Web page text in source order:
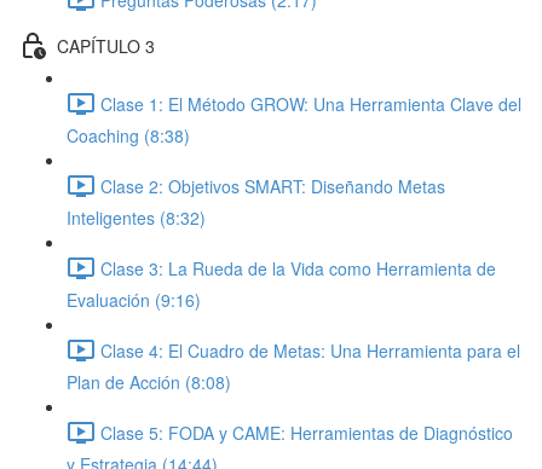
CAPÍTULO 3
Clase 1: El Método GROW: Una Herramienta Clave del
Coaching (8:38)
Clase 2: Objetivos SMART: Diseñando Metas
Inteligentes (8:32)
Clase 3: La Rueda de la Vida como Herramienta de
Evaluación (9:16)
Clase 4: El Cuadro de Metas: Una Herramienta para el
Plan de Acción (8:08)
Clase 5: FODA y CAME: Herramientas de Diagnóstico
y Estrategia (14:44)